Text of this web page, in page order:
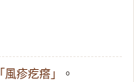
「風疹疙瘩」 。